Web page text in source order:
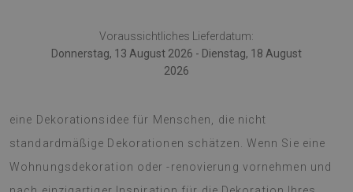
Voraussichtliches Lieferdatum:
Donnerstag, 13 August 2026 - Dienstag, 18 August
2026
eine Dekorationsidee für Menschen, die nicht
standardmäßige Dekorationen schätzen. Wenn Sie eine
Wohnungsdekoration oder -renovierung vornehmen und